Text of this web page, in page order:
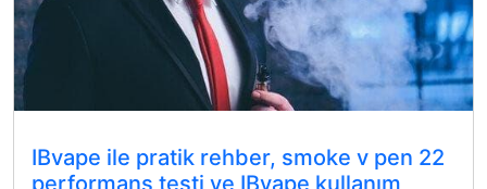
IBvape ile pratik rehber, smoke v pen 22